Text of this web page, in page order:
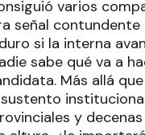
varios
señal contundente
si la interna
sabe qué va a
Más allá
y